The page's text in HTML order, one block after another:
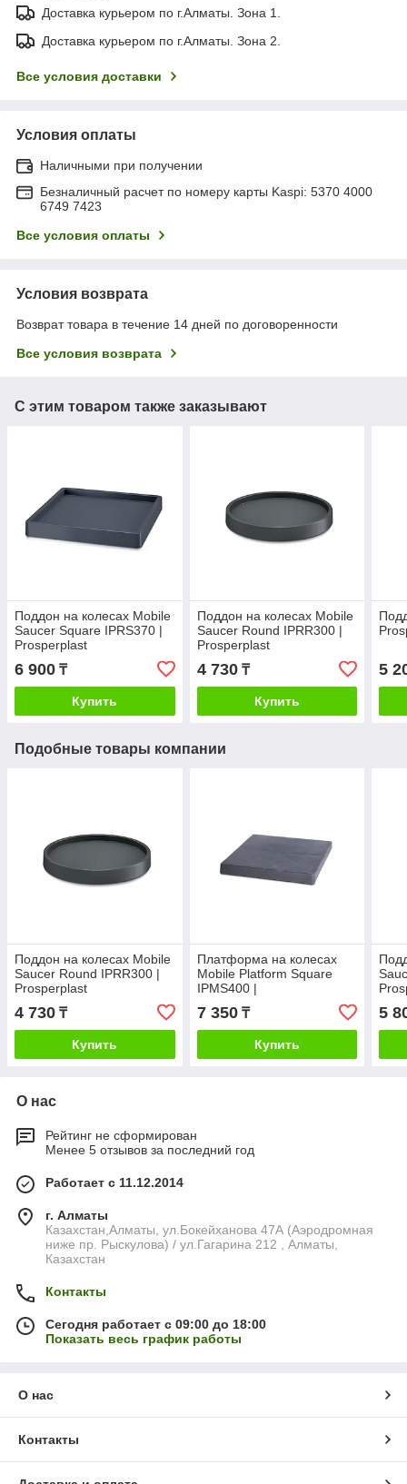
Доставка курьером по г.Алматы. Зона 1.
Доставка курьером по г.Алматы. Зона 2.
Все условия доставки
Условия оплаты
Наличными при получении
Безналичный расчет по номеру карты Kaspi: 5370 4000
6749 7423
Все условия оплаты
Условия возврата
Возврат товара в течение 14 дней по договоренности
Все условия возврата
С этим товаром также заказывают
Поддон на колесах Mobile
Saucer Square IPRS370 |
Prosperplast
6 900 ₸
Купить
Поддон на колесах Mobile
Saucer Round IPRR300 |
Prosperplast
4 730₸
Купить
5
Подобные товары компании
Поддон на колесах Mobile
Saucer Round IPRR300 |
Prosperplast
4 730 ₸
Купить
Платформа на колесах
Mobile Platform Square
IPMS400 |
7 350₸
Купить
5
О нас
Рейтинг не сформирован
Менее 5 отзывов за последний год
Работает с 11.12.2014
г. Алматы
Казахстан,Алматы, ул.Бокейханова 47А (Аэродромная
ниже пр. Рыскулова) / ул.Гагарина 212 , Алматы,
Казахстан
Контакты
Сегодня работает с 09:00 до 18:00
Показать весь график работы
О нас
Контакты